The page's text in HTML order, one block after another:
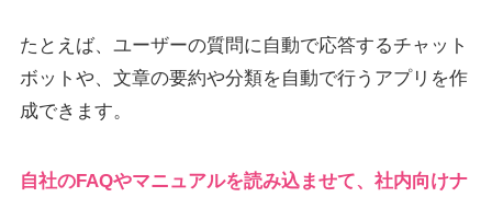
たとえば、ユーザーの質問に自動で応答するチャット
ボットや、文章の要約や分類を自動で行うアプリを作
成できます。
自社のFAQやマニュアルを読み込ませて、社内向けナ